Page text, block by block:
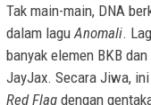
Tak main-main, DNA
dalam lagu Anomali.
banyak elemen BKB
JayJax. Secara Jiwa,
Red Flag dengan